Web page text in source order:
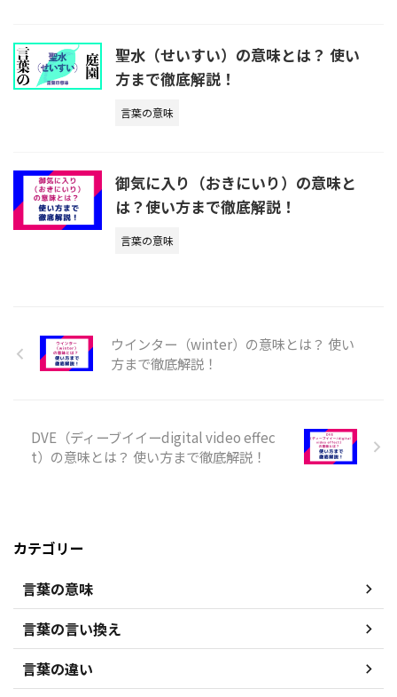
聖水（せいすい）の意味とは？ 使い
方まで徹底解説！
言葉の意味
御気に入り（おきにいり）の意味と
は？使い方まで徹底解説！
言葉の意味
ウインター（winter）の意味とは？ 使い
方まで徹底解説！
DVE（ディーブイイーdigital video effec
t）の意味とは？ 使い方まで徹底解説！
カテゴリー
言葉の意味
言葉の言い換え
言葉の違い